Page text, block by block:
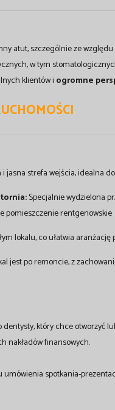
atut, szczególnie ze
w tym
klientów i ogromne
jasna strefa wejścia, idealna
Specjalnie wydzielona
pomieszczenie rentgenowskie
lokalu, co ułatwia
jest po remoncie, z
który chce otworzyć
nakładów finansowych.
spotkania-